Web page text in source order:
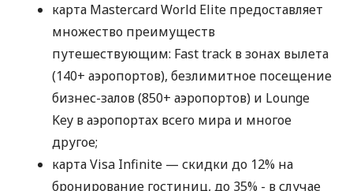
карта Mastercard World Elite предоставляет
множество преимуществ
путешествующим: Fast track в зонах вылета
(140+ аэропортов), безлимитное посещение
бизнес-залов (850+ аэропортов) и Lounge
Key в аэропортах всего мира и многое
другое;
карта Visa Infinite — скидки до 12% на
бронирование гостиниц, до 35% - в случае